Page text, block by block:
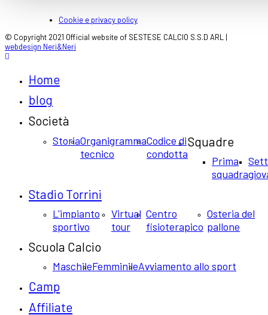
Cookie e privacy policy
© Copyright 2021 Official website of SESTESE CALCIO S.S.D ARL |
webdesign Neri&Neri
Home
blog
Società
StoriaOrganigramma
tecnico
Codice di
condotta
Squadre
Prima
squadra
Stadio Torrini
L'impianto
sportivo
Virtual
tour
Centro
fisioterapico
Osteria del
pallone
Scuola Calcio
MaschileFemminileAvviamento allo sport
Camp
Affiliate